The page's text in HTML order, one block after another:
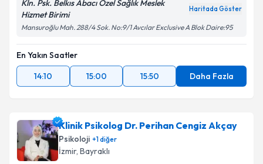
Kln. Psk. Belkıs Abacı Özel Sağlık Meslek
Hizmet Birimi
Haritada Göster
Mansuroğlu Mah. 288/4 Sok. No:9/1 Avcılar Exclusive A Blok Daire:95
En Yakın Saatler
14:10
15:00 15:50 Daha Fazla
Klinik Psikolog Dr. Perihan Cengiz Akçay
Psikoloji +1diğer
İzmir, Bayraklı